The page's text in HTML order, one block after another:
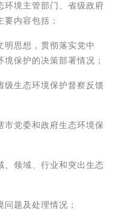
环境主管部门、省级政府
内容包括：
思想，贯彻落实党中
保护的决策部署情况；
生态环境保护督察反馈
党委和政府生态环境保
领域、行业和突出生态
题及处理情况；